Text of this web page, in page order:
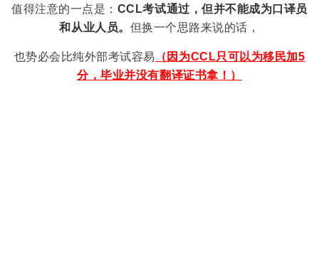
值得注意的一点是： CCL考试通过，但并不能成为口译员
和从业人员。 但换一个思路来说的话，
也势必会比纯外部考试容易
（因为CCL只可以为移民加5
分，毕业并没有翻译证书拿！）